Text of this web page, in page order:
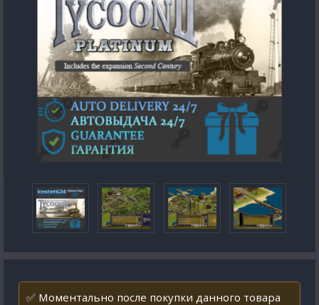
✅ Моментально после покупки данного товара